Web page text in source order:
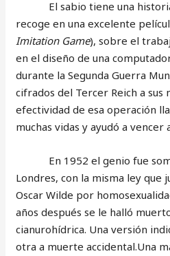
El sabio tiene una historia
recoge en una excelente
Imitation Game), sobre el
en el diseño de una
durante la Segunda Guerra
cifrados del Tercer Reich a sus
efectividad de esa operación
muchas vidas y ayudó a vencer
En 1952 el genio fue
Londres, con la misma ley que
Oscar Wilde por
años después se le halló
cianurohídrica. Una versión
otra a muerte accidental.Una